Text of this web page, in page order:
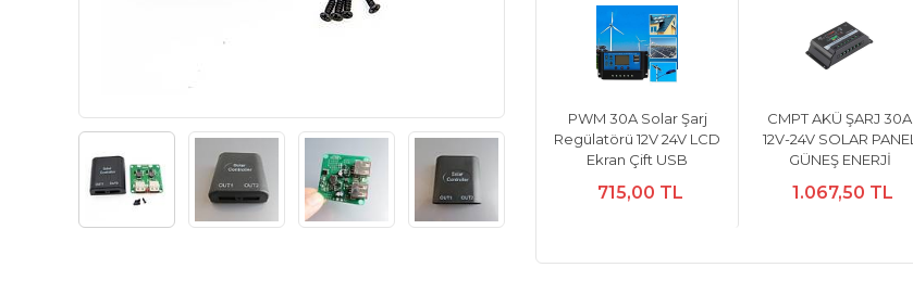
PWM 30A Solar Şarj
Regülatörü 12V 24V LCD
Ekran Çift USB
715,00 TL
CMPT AKÜ ŞARJ 30A
12V-24V SOLAR PANEL
GÜNEŞ ENERJİ
1.067,50 TL